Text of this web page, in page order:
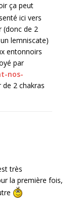
ça peut
ici vers
(donc de 2
lemniscate)
entonnoirs
par
nos-
de 2 chakras
très
la première fois,